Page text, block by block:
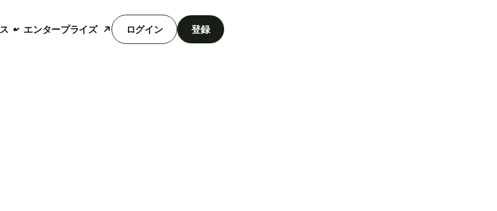
エンタープライズ ログイン 登録